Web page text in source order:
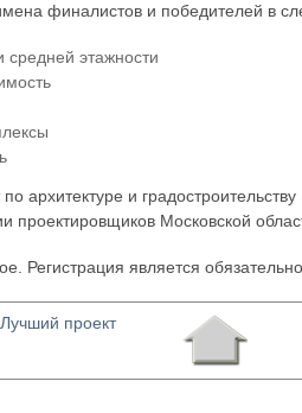
финалистов и победителей в
этажности
архитектуре и
проектировщиков Московской
Регистрация является
проект